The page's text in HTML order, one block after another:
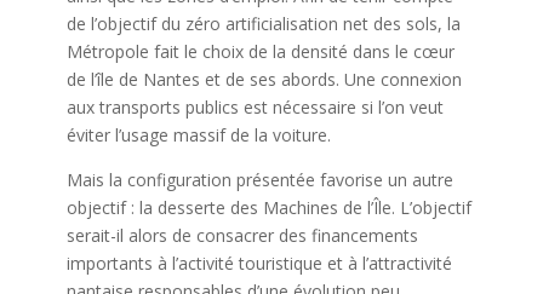
de l’objectif du zéro artificialisation net des sols, la
Métropole fait le choix de la densité dans le cœur
de l’île de Nantes et de ses abords. Une connexion
aux transports publics est nécessaire si l’on veut
éviter l’usage massif de la voiture.
Mais la configuration présentée favorise un autre
objectif : la desserte des Machines de l’Île. L’objectif
serait-il alors de consacrer des financements
importants à l’activité touristique et à l’attractivité